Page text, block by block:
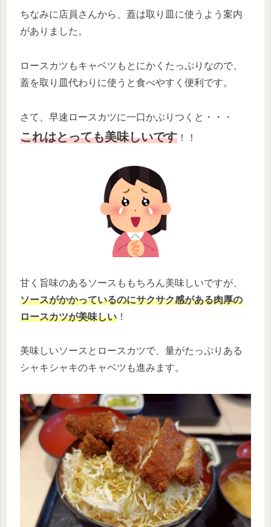
ちなみに店員さんから、蓋は取り皿に使うよう案内
がありました。
ロースカツもキャベツもとにかくたっぷりなので、
蓋を取り皿代わりに使うと食べやすく便利です。
さて、早速ロースカツに一口かぶりつくと・・・
これはとっても美味しいです ！！
甘く旨味のあるソースももちろん美味しいですが、
ソースがかかっているのにサクサク感がある肉厚の
ロースカツが美味しい ！
美味しいソースとロースカツで、量がたっぷりある
シャキシャキのキャベツも進みます。